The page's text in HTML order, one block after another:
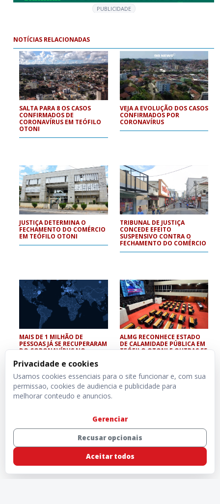
PUBLICIDADE
NOTÍCIAS RELACIONADAS
SALTA PARA 8 OS CASOS
CONFIRMADOS DE
CORONAVÍRUS EM TEÓFILO
OTONI
VEJA A EVOLUÇÃO DOS CASOS
CONFIRMADOS POR
CORONAVÍRUS
JUSTIÇA DETERMINA O
FECHAMENTO DO COMÉRCIO
EM TEÓFILO OTONI
TRIBUNAL DE JUSTIÇA
CONCEDE EFEITO
SUSPENSIVO CONTRA O
FECHAMENTO DO COMÉRCIO
MAIS DE 1 MILHÃO DE
PESSOAS JÁ SE RECUPERARAM
DO CORONAVÍRUS NO
ALMG RECONHECE ESTADO
DE CALAMIDADE PÚBLICA EM
TEÓFILO OTONI E OUTRAS 55
Privacidade e cookies
Usamos cookies essenciais para o site funcionar e, com sua
permissao, cookies de audiencia e publicidade para
melhorar conteudo e anuncios.
Gerenciar
Recusar opcionais
Aceitar todos